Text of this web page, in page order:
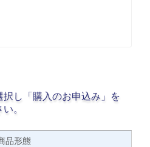
択し「購入のお申込み」を
。
品形態